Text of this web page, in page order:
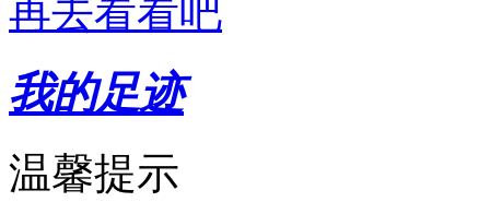
再去看看吧
我的足迹
温馨提示